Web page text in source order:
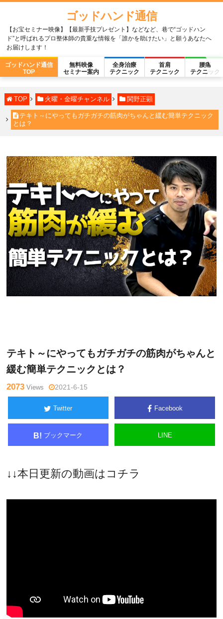
ゴッドハンド通信
【お宝セミナー映像】【最新手技プレゼント】などなど、巷で“ゴッドハン
ド”と呼ばれるプロ整体師の貴重な情報を「誰かを助けたい」と願うあなたへ
お届けします！
ゴッドハンド通信
TOP
無料映像
セミナー案内
全身治療
テクニック
首肩
テクニック
腰痛
テクニック
TOP 火曜・金曜チャンネル 関野正顕
テキト～にやってもガチガチの筋肉がちゃんと緩む簡単テクニック
とは？
テキト～にやってもガチガチの筋肉がちゃんと
緩む簡単テクニックとは？
2073 Views 2021-6-15
Twitter Facebook
B! ブックマーク LINE
↓↓本日更新の動画はコチラ